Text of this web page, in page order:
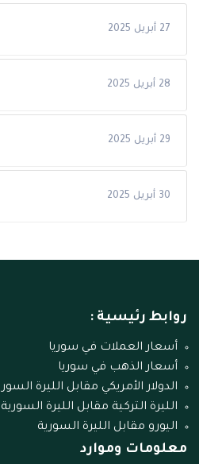
27 أبريل 2025
28 أبريل 2025
29 أبريل 2025
30 أبريل 2025
روابط رئيسية :
أسعار العملات في سوريا
أسعار الذهب في سوريا
الدولار الأمريكي مقابل الليرة
الليرة التركية مقابل الليرة السورية
اليورو مقابل الليرة السورية
معلومات وموارد